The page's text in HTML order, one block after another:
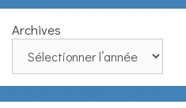
Archives